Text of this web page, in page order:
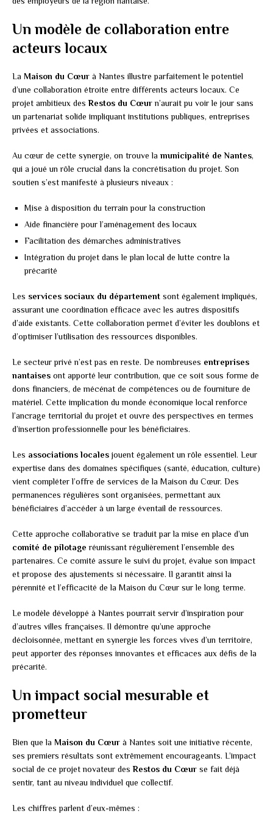
Un modèle de collaboration entre
acteurs locaux
La Maison du Cœur à Nantes illustre parfaitement le potentiel
d’une collaboration étroite entre différents acteurs locaux. Ce
projet ambitieux desRestos du Cœurn’aurait pu voir le jour sans
un partenariat solide impliquant institutions publiques, entreprises
privées et associations.
Au cœur de cette synergie, on trouve la municipalité de Nantes,
qui a joué un rôle crucial dans la concrétisation du projet. Son
soutien s’est manifesté à plusieurs niveaux :
Mise à disposition du terrain pour la construction
Aide financière pour l’aménagement des locaux
Facilitation des démarches administratives
Intégration du projet dans le plan local de lutte contre la
précarité
Les services sociaux du département sont également impliqués,
assurant une coordination efficace avec les autres dispositifs
d’aide existants. Cette collaboration permet d’éviter les doublons et
d’optimiser l’utilisation des ressources disponibles.
Le secteur privé n’est pas en reste. De nombreuses entreprises
nantaises ont apporté leur contribution, que ce soit sous forme de
dons financiers, de mécénat de compétences ou de fourniture de
matériel. Cette implication du monde économique local renforce
l’ancrage territorial du projet et ouvre des perspectives en termes
d’insertion professionnelle pour les bénéficiaires.
Les associations locales jouent également un rôle essentiel. Leur
expertise dans des domaines spécifiques (santé, éducation, culture)
vient compléter l’offre de services de la Maison du Cœur. Des
permanences régulières sont organisées, permettant aux
bénéficiaires d’accéder à un large éventail de ressources.
Cette approche collaborative se traduit par la mise en place d’un
comité de pilotage réunissant régulièrement l’ensemble des
partenaires. Ce comité assure le suivi du projet, évalue son impact
et propose des ajustements si nécessaire. Il garantit ainsi la
pérennité et l’efficacité de la Maison du Cœur sur le long terme.
Le modèle développé à Nantes pourrait servir d’inspiration pour
d’autres villes françaises. Il démontre qu’une approche
décloisonnée, mettant en synergie les forces vives d’un territoire,
peut apporter des réponses innovantes et efficaces aux défis de la
précarité.
Un impact social mesurable et
prometteur
Bien que la Maison du Cœur à Nantes soit une initiative récente,
ses premiers résultats sont extrêmement encourageants. L’impact
social de ce projet novateur desRestos du Cœur se fait déjà
sentir, tant au niveau individuel que collectif.
Les chiffres parlent d’eux-mêmes :